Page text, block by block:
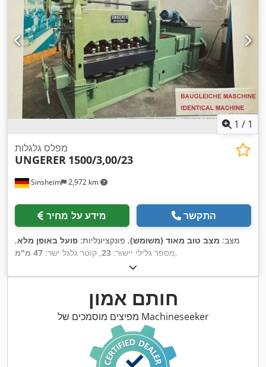
1 / 1
Sinsheim 2,972 km
מפלס גלגלות
UNGERER 1500/3,00/23
מידע על מחיר התקשר
מצב: מצב טוב מאוד (משומש), פונקציונליות: פועל באופן מלא,
מספר גלילי יישור: 23, קוטר גלגל ישר: 47 מ"מ ,
חותם אמון
מפיצים מוסמכים של Machineseeker